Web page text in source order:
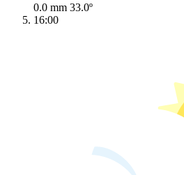
0.0 mm 33.0º
16:00